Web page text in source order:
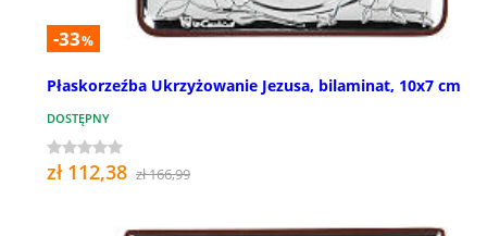
-33%
Płaskorzeźba Ukrzyżowanie Jezusa, bilaminat, 10x7 cm
DOSTĘPNY
zł 112,38 zł 166,99